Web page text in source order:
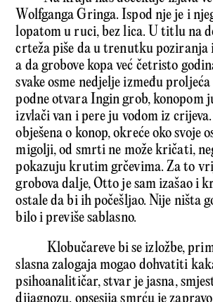
Wolfganga Gringa. Ispod nje je i
lopatom u ruci, bez lica. U titlu na
crteža piše da u trenutku poziranja
a da grobove kopa već četristo
svake osme nedjelje između
podne otvara Ingin grob, konopom
izvlači van i pere ju vodom iz crijeva.
obješena o konop, okreće oko svoje
migolji, od smrti ne može kričati,
pokazuju krutim grčevima. Za to
grobova dalje, Otto je sam izašao i
ostale da bi ih počešljao. Nije ništa
bilo i previše sablasno.
Klobučareve bi se izložbe,
slasna zalogaja mogao dohvatiti
psihoanalitičar, stvar je jasna,
dijagnozu, opsesija smrću je